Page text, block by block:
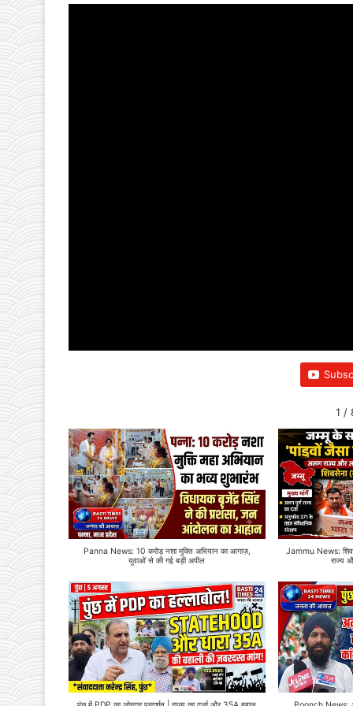
1 /
Panna News: 10 करोड़ नशा मुक्ति अभियान का आगाज़,
युवाओं से की गई बड़ी अपील
Jammu News:
राज्य